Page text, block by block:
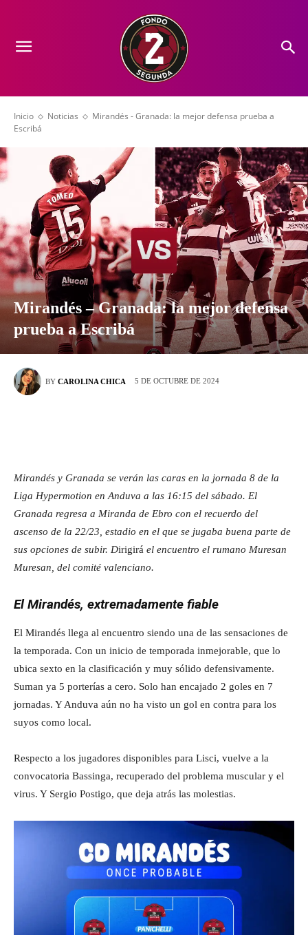
Inicio Noticias
Mirandés - Granada: la mejor defensa prueba a
Escribá
Mirandés – Granada: la mejor defensa
prueba a Escribá
BY CAROLINA CHICA 5 DE OCTUBRE DE 2024
Mirandés y Granada se verán las caras en la jornada 8 de la
Liga Hypermotion en Anduva a las 16:15 del sábado. El
Granada regresa a Miranda de Ebro con el recuerdo del
ascenso de la 22/23, estadio en el que se jugaba buena parte de
sus opciones de subir. Dirigirá el encuentro el rumano Muresan
Muresan, del comité valenciano.
El Mirandés, extremadamente fiable
El Mirandés llega al encuentro siendo una de las sensaciones de
la temporada. Con un inicio de temporada inmejorable, que lo
ubica sexto en la clasificación y muy sólido defensivamente.
Suman ya 5 porterías a cero. Solo han encajado 2 goles en 7
jornadas. Y Anduva aún no ha visto un gol en contra para los
suyos como local.
Respecto a los jugadores disponibles para Lisci, vuelve a la
convocatoria Bassinga, recuperado del problema muscular y el
virus. Y Sergio Postigo, que deja atrás las molestias.